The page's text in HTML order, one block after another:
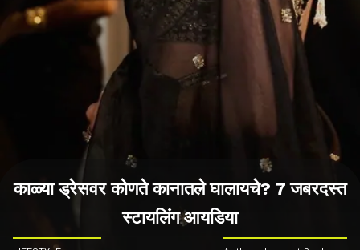
काळ्या ड्रेसवर कोणते कानातले घालायचे? 7 जबरदस्त
स्टायलिंग आयडिया